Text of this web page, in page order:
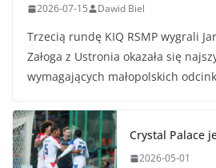
2026-07-15 Dawid Biel
Trzecią rundę KIQ RSMP wygrali
Załoga z Ustronia okazała się
wymagających małopolskich
Crystal Palace
2026-05-01